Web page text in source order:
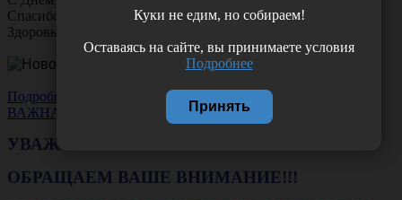
Спасибо за ясное зрение и заботу о пациентах.
Здоровья вам и новых профессиональных побед!
Подробнее
ВАЖНАЯ НОВОСТЬ
УВАЖАЕМЫЕ КЛИЕНТЫ!
ОБРАЩАЕМ ВАШЕ ВНИМАНИЕ!!!
Куки не едим, но собираем!
Оставаясь на сайте, вы принимаете условия
Подробнее
Принять